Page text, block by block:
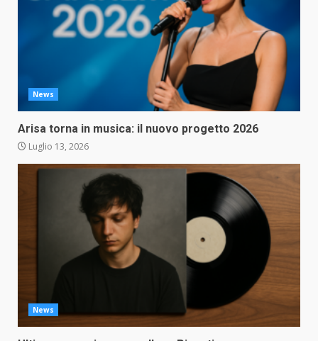
News
Arisa torna in musica: il nuovo progetto 2026
Luglio 13, 2026
News